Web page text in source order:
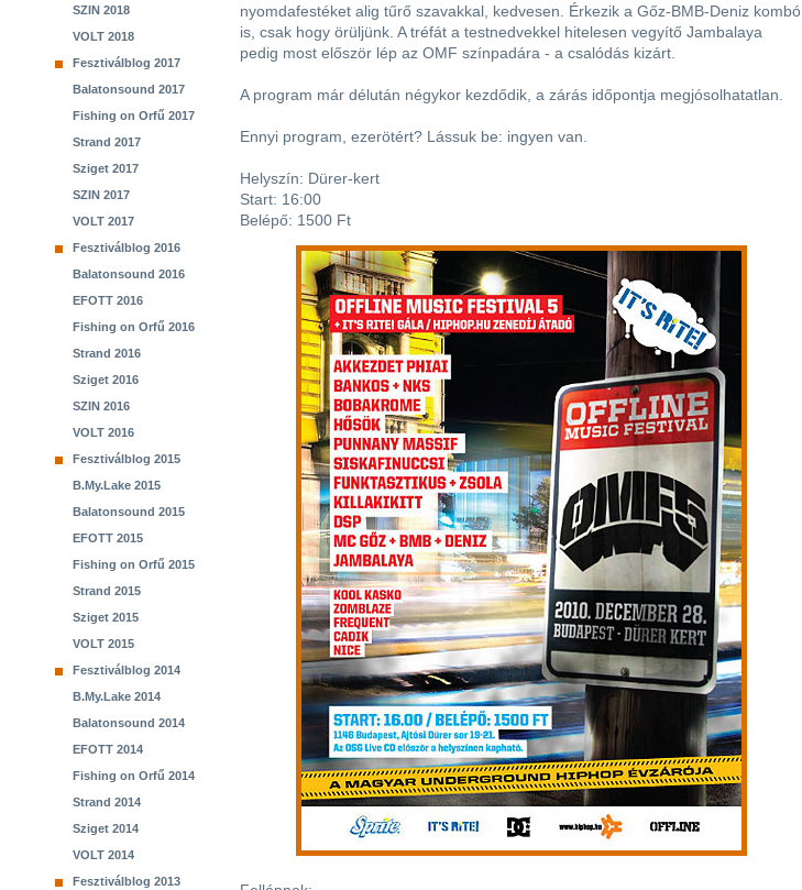
SZIN 2018
VOLT 2018
Fesztiválblog 2017
Balatonsound 2017
Fishing on Orfű 2017
Strand 2017
Sziget 2017
SZIN 2017
VOLT 2017
Fesztiválblog 2016
Balatonsound 2016
EFOTT 2016
Fishing on Orfű 2016
Strand 2016
Sziget 2016
SZIN 2016
VOLT 2016
Fesztiválblog 2015
B.My.Lake 2015
Balatonsound 2015
EFOTT 2015
Fishing on Orfű 2015
Strand 2015
Sziget 2015
VOLT 2015
Fesztiválblog 2014
B.My.Lake 2014
Balatonsound 2014
EFOTT 2014
Fishing on Orfű 2014
Strand 2014
Sziget 2014
VOLT 2014
Fesztiválblog 2013
nyomdafestéket alig tűrő szavakkal, kedvesen. Érkezik a Gőz-BMB-Deniz kombó
is, csak hogy örüljünk. A tréfát a testnedvekkel hitelesen vegyítő Jambalaya
pedig most először lép az OMF színpadára - a csalódás kizárt.
A program már délután négykor kezdődik, a zárás időpontja megjósolhatatlan.
Ennyi program, ezerötért? Lássuk be: ingyen van.
Helyszín: Dürer-kert
Start: 16:00
Belépő: 1500 Ft